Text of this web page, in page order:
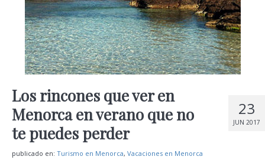
23
JUN 2017
Los rincones que ver en
Menorca en verano que no
te puedes perder
publicado en: Turismo en Menorca, Vacaciones en Menorca